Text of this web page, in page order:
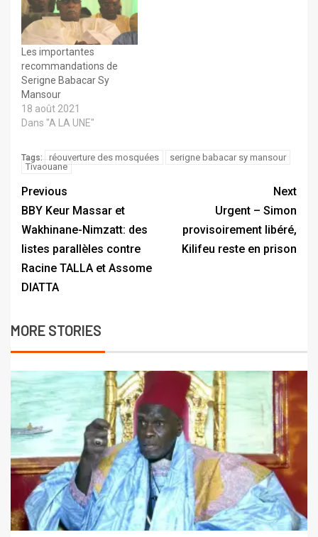
Les importantes
recommandations de
Serigne Babacar Sy
Mansour
18 août 2021
Dans "A LA UNE"
Tags: réouverture des mosquées
serigne babacar sy mansour
Tivaouane
Previous
BBY Keur Massar et
Wakhinane-Nimzatt: des
listes parallèles contre
Racine TALLA et Assome
DIATTA
Next
Urgent – Simon
provisoirement libéré,
Kilifeu reste en prison
MORE STORIES